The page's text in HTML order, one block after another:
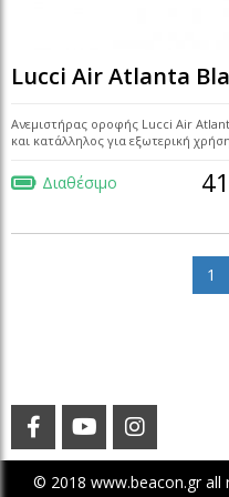
Lucci Air Atlanta
Ανεμιστήρας οροφής Lucci Air
και κατάλληλος για εξωτερική χρήση.
Διαθέσιμο
1
© 2018 www.beacon.gr all